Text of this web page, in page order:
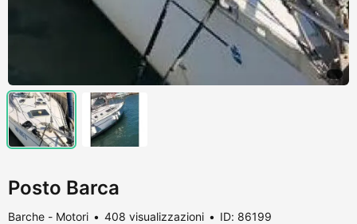
Posto Barca
Barche - Motori 408 visualizzazioni ID: 86199